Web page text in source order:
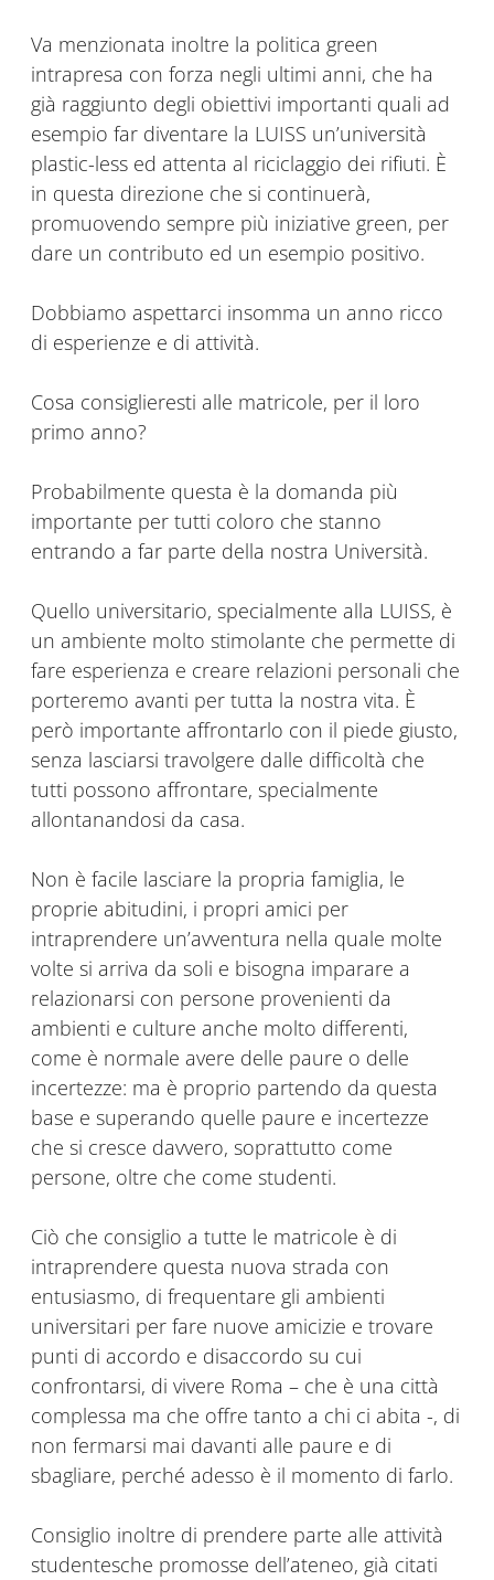
Va menzionata inoltre la politica green
intrapresa con forza negli ultimi anni, che ha
già raggiunto degli obiettivi importanti quali ad
esempio far diventare la LUISS un’università
plastic-less ed attenta al riciclaggio dei rifiuti. È
in questa direzione che si continuerà,
promuovendo sempre più iniziative green, per
dare un contributo ed un esempio positivo.
Dobbiamo aspettarci insomma un anno ricco
di esperienze e di attività.
Cosa consiglieresti alle matricole, per il loro
primo anno?
Probabilmente questa è la domanda più
importante per tutti coloro che stanno
entrando a far parte della nostra Università.
Quello universitario, specialmente alla LUISS, è
un ambiente molto stimolante che permette di
fare esperienza e creare relazioni personali che
porteremo avanti per tutta la nostra vita. È
però importante affrontarlo con il piede giusto,
senza lasciarsi travolgere dalle difficoltà che
tutti possono affrontare, specialmente
allontanandosi da casa.
Non è facile lasciare la propria famiglia, le
proprie abitudini, i propri amici per
intraprendere un’avventura nella quale molte
volte si arriva da soli e bisogna imparare a
relazionarsi con persone provenienti da
ambienti e culture anche molto differenti,
come è normale avere delle paure o delle
incertezze: ma è proprio partendo da questa
base e superando quelle paure e incertezze
che si cresce davvero, soprattutto come
persone, oltre che come studenti.
Ciò che consiglio a tutte le matricole è di
intraprendere questa nuova strada con
entusiasmo, di frequentare gli ambienti
universitari per fare nuove amicizie e trovare
punti di accordo e disaccordo su cui
confrontarsi, di vivere Roma – che è una città
complessa ma che offre tanto a chi ci abita -, di
non fermarsi mai davanti alle paure e di
sbagliare, perché adesso è il momento di farlo.
Consiglio inoltre di prendere parte alle attività
studentesche promosse dell’ateneo, già citati